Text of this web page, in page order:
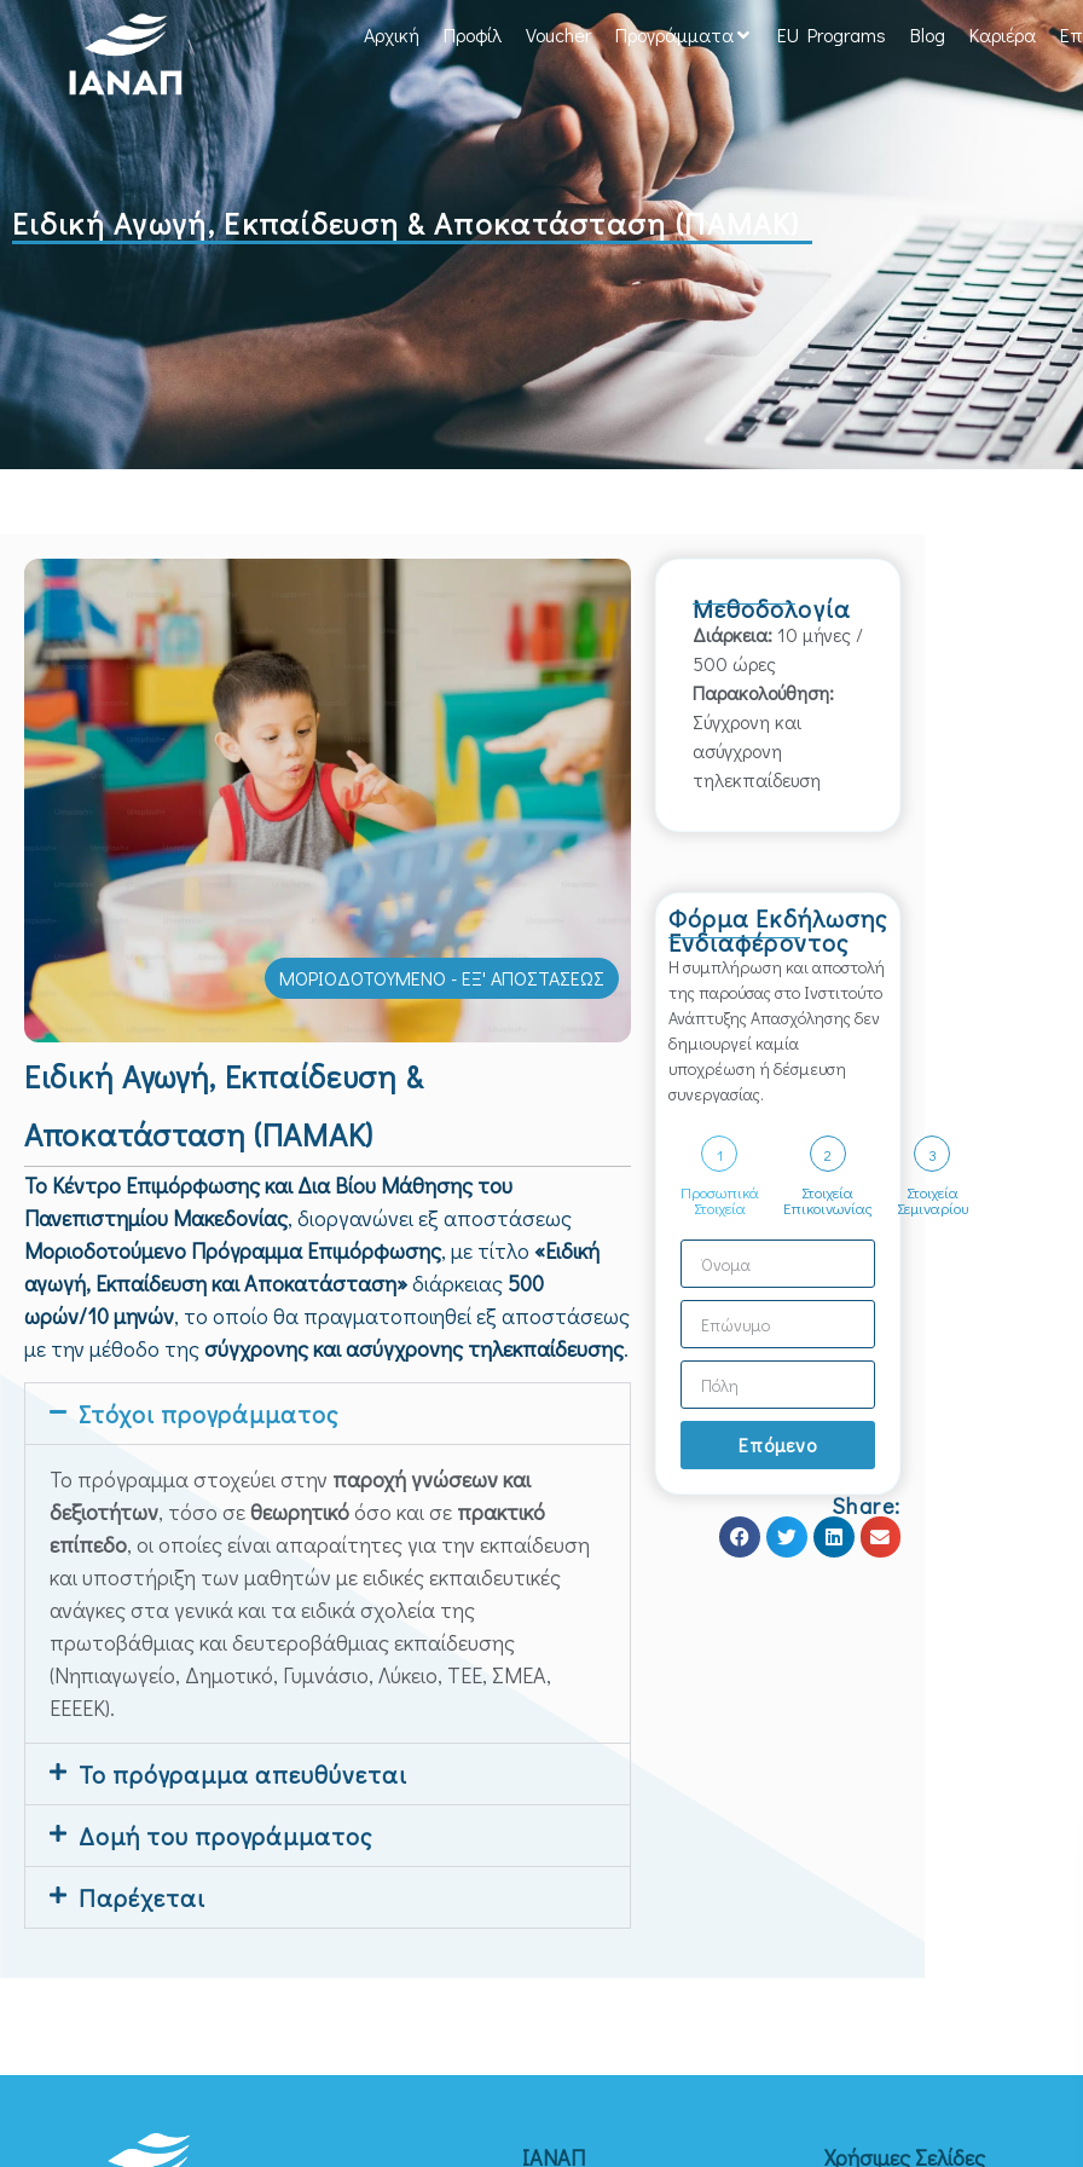
Αρχική Προφίλ Voucher Προγράμματα EU Programs Blog Καριέρα
Ειδική Αγωγή, Εκπαίδευση & Αποκατάσταση (ΠΑΜΑΚ)
ΜΟΡΙΟΔΟΤΟΥΜΕΝΟ - ΕΞ' ΑΠΟΣΤΑΣΕΩΣ
Ειδική Αγωγή, Εκπαίδευση &
Αποκατάσταση (ΠΑΜΑΚ)
Το Κέντρο Επιμόρφωσης και Δια Βίου Μάθησης του
Πανεπιστημίου Μακεδονίας, διοργανώνει εξ αποστάσεως
Μοριοδοτούμενο Πρόγραμμα Επιμόρφωσης, με τίτλο «Ειδική
αγωγή, Εκπαίδευση και Αποκατάσταση»διάρκειας 500
ωρών/10 μηνών, το οποίο θα πραγματοποιηθεί εξ αποστάσεως
με την μέθοδο τηςσύγχρονης και ασύγχρονης τηλεκπαίδευσης.
Στόχοι προγράμματος
Το πρόγραμμα στοχεύει στην παροχή γνώσεων και
δεξιοτήτων, τόσο σεθεωρητικόόσο και σε πρακτικό
επίπεδο, οι οποίες είναι απαραίτητες για την εκπαίδευση
και υποστήριξη των μαθητών με ειδικές εκπαιδευτικές
ανάγκες στα γενικά και τα ειδικά σχολεία της
πρωτοβάθμιας και δευτεροβάθμιας εκπαίδευσης
(Νηπιαγωγείο, Δημοτικό, Γυμνάσιο, Λύκειο, ΤΕΕ, ΣΜΕΑ,
ΕΕΕΕΚ).
Το πρόγραμμα απευθύνεται
Δομή του προγράμματος
Παρέχεται
Μεθοδολογία
Διάρκεια: 10 μήνες /
500 ώρες
Παρακολούθηση:
Σύγχρονη και
ασύγχρονη
τηλεκπαίδευση
Φόρμα Εκδήλωσης
Ενδιαφέροντος
Η συμπλήρωση και αποστολή
της παρούσας στο Ινστιτούτο
Ανάπτυξης Απασχόλησης δεν
δημιουργεί καμία
υποχρέωση ή δέσμευση
συνεργασίας.
1
Προσωπικά
Στοιχεία
2
Στοιχεία
Επικοινωνίας
3
Στοιχεία
Σεμιναρίου
Επόμενο
Share:
ΙΑΝΑΠ Χρήσιμες Σελίδες